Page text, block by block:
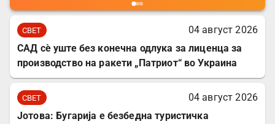
СВЕТ
04 август 2026
САД сè уште без конечна одлука за лиценца за
производство на ракети „Патриот“ во Украина
СВЕТ
04 август 2026
Јотова: Бугарија е безбедна туристичка